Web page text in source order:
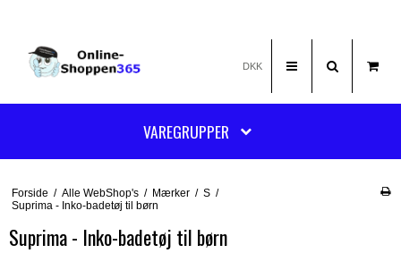
DKK
VAREGRUPPER
Forside / Alle WebShop's / Mærker / S /
Suprima - Inko-badetøj til børn
Suprima - Inko-badetøj til børn